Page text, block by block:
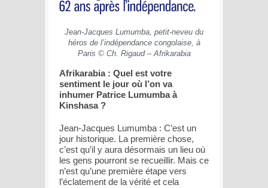
Jean-Jacques Lumumba, petit-neveu du
héros de l’indépendance congolaise, à
Paris © Ch. Rigaud – Afrikarabia
Afrikarabia : Quel est votre
sentiment le jour où l’on va
inhumer Patrice Lumumba à
Kinshasa ?
Jean-Jacques Lumumba : C’est un
jour historique. La première chose,
c’est qu’il y aura désormais un lieu où
les gens pourront se recueillir. Mais ce
n’est qu’une première étape vers
l’éclatement de la vérité et cela